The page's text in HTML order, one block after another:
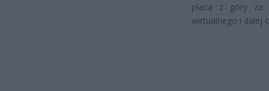
płacą z góry za
wirtualnego i dalej